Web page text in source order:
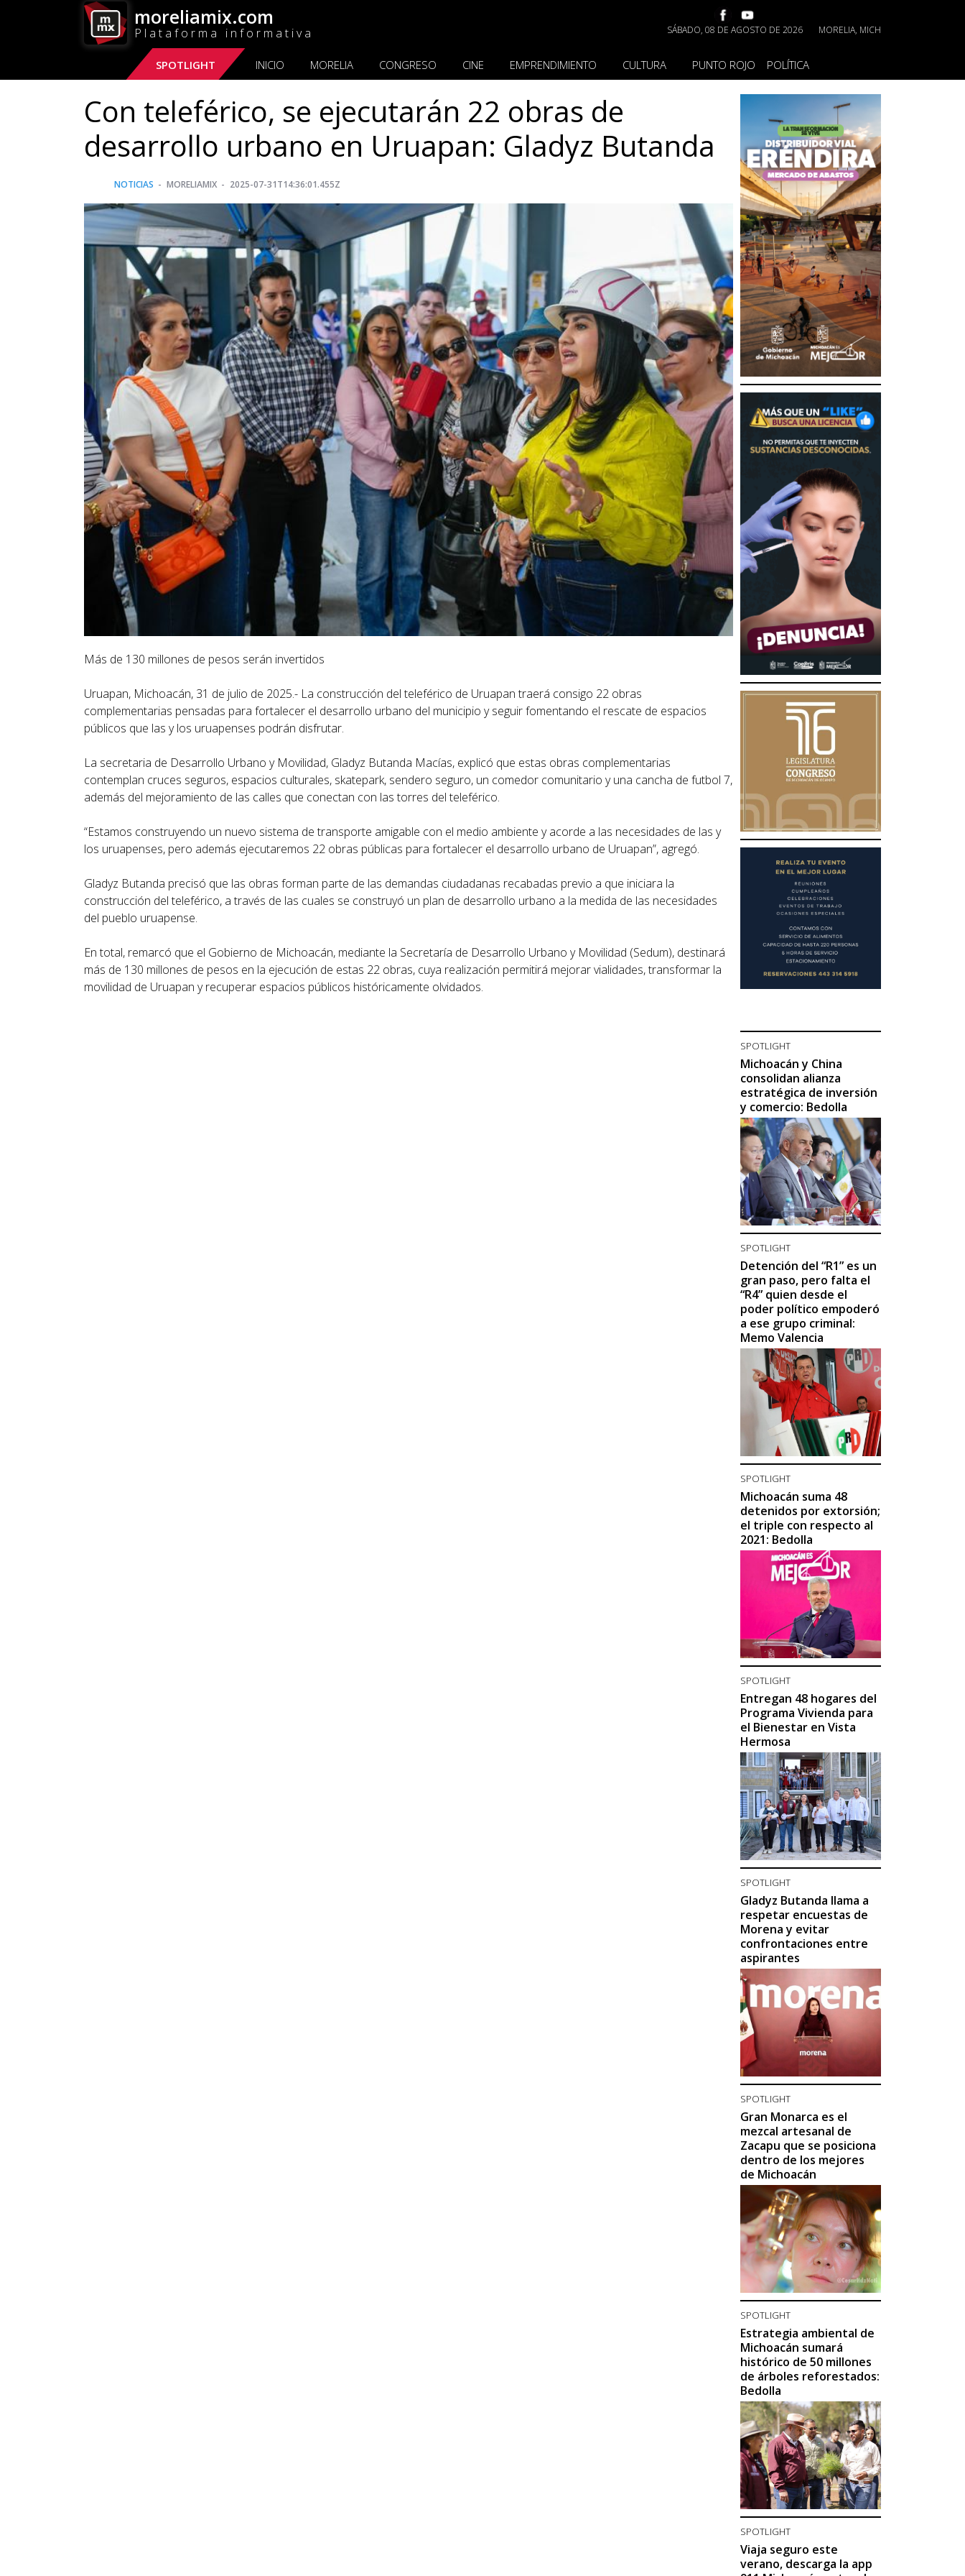
moreliamix.com
Plataforma informativa SÁBADO, 08 DE AGOSTO DE 2026 MORELIA, MICH
SPOTLIGHT INICIO MORELIA CONGRESO CINE EMPRENDIMIENTO CULTURA PUNTO ROJO POLÍTICA
Con teleférico, se ejecutarán 22 obras de
desarrollo urbano en Uruapan: Gladyz Butanda
NOTICIAS MORELIAMIX 2025-07-31T14:36:01.455Z
Más de 130 millones de pesos serán invertidos
Uruapan, Michoacán, 31 de julio de 2025.- La construcción del teleférico de Uruapan traerá consigo 22 obras
complementarias pensadas para fortalecer el desarrollo urbano del municipio y seguir fomentando el rescate de espacios
públicos que las y los uruapenses podrán disfrutar.
La secretaria de Desarrollo Urbano y Movilidad, Gladyz Butanda Macías, explicó que estas obras complementarias
contemplan cruces seguros, espacios culturales, skatepark, sendero seguro, un comedor comunitario y una cancha de futbol 7,
además del mejoramiento de las calles que conectan con las torres del teleférico.
“Estamos construyendo un nuevo sistema de transporte amigable con el medio ambiente y acorde a las necesidades de las y
los uruapenses, pero además ejecutaremos 22 obras públicas para fortalecer el desarrollo urbano de Uruapan”, agregó.
Gladyz Butanda precisó que las obras forman parte de las demandas ciudadanas recabadas previo a que iniciara la
construcción del teleférico, a través de las cuales se construyó un plan de desarrollo urbano a la medida de las necesidades
del pueblo uruapense.
En total, remarcó que el Gobierno de Michoacán, mediante la Secretaría de Desarrollo Urbano y Movilidad (Sedum), destinará
más de 130 millones de pesos en la ejecución de estas 22 obras, cuya realización permitirá mejorar vialidades, transformar la
movilidad de Uruapan y recuperar espacios públicos históricamente olvidados.
SPOTLIGHT
Michoacán y China
consolidan alianza
estratégica de inversión
y comercio: Bedolla
SPOTLIGHT
Detención del “R1” es un
gran paso, pero falta el
“R4” quien desde el
poder político empoderó
a ese grupo criminal:
Memo Valencia
SPOTLIGHT
Michoacán suma 48
detenidos por extorsión;
el triple con respecto al
2021: Bedolla
SPOTLIGHT
Entregan 48 hogares del
Programa Vivienda para
el Bienestar en Vista
Hermosa
SPOTLIGHT
Gladyz Butanda llama a
respetar encuestas de
Morena y evitar
confrontaciones entre
aspirantes
SPOTLIGHT
Gran Monarca es el
mezcal artesanal de
Zacapu que se posiciona
dentro de los mejores
de Michoacán
SPOTLIGHT
Estrategia ambiental de
Michoacán sumará
histórico de 50 millones
de árboles reforestados:
Bedolla
SPOTLIGHT
Viaja seguro este
verano, descarga la app